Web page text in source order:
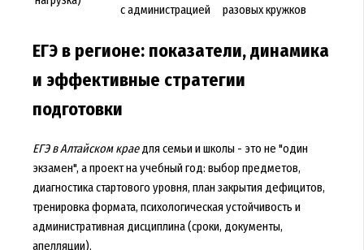
с администрацией
разовых кружков
ЕГЭ в регионе: показатели, динамика
и эффективные стратегии
подготовки
ЕГЭ в Алтайском краедля семьи и школы - это не "один
экзамен", а проект на учебный год: выбор предметов,
диагностика стартового уровня, план закрытия дефицитов,
тренировка формата, психологическая устойчивость и
административная дисциплина (сроки, документы,
апелляции).